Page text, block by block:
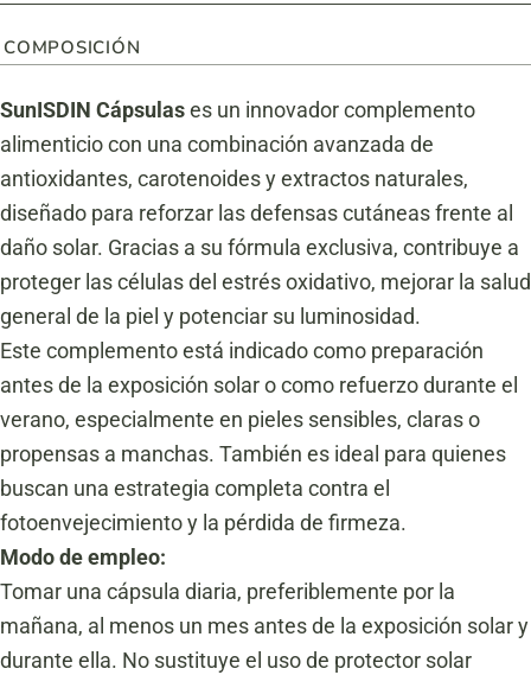
COMPOSICIÓN
SunISDIN Cápsulases un innovador complemento
alimenticio con una combinación avanzada de
antioxidantes, carotenoides y extractos naturales,
diseñado para reforzar las defensas cutáneas frente al
daño solar. Gracias a su fórmula exclusiva, contribuye a
proteger las células del estrés oxidativo, mejorar la salud
general de la piel y potenciar su luminosidad.
Este complemento está indicado como preparación
antes de la exposición solar o como refuerzo durante el
verano, especialmente en pieles sensibles, claras o
propensas a manchas. También es ideal para quienes
buscan una estrategia completa contra el
fotoenvejecimiento y la pérdida de firmeza.
Modo de empleo:
Tomar una cápsula diaria, preferiblemente por la
mañana, al menos un mes antes de la exposición solar y
durante ella. No sustituye el uso de protector solar